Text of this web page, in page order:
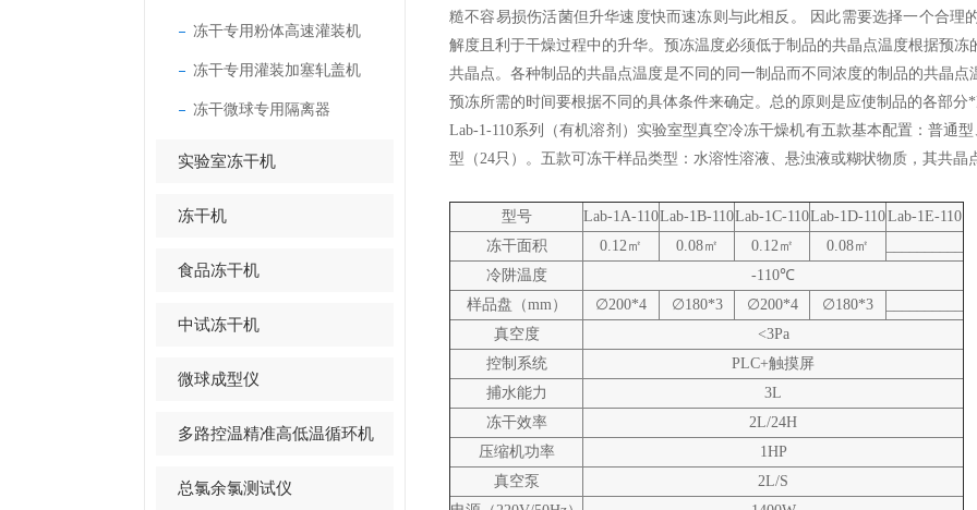
冻干专用粉体高速灌装机
冻干专用灌装加塞轧盖机
冻干微球专用隔离器
实验室冻干机
冻干机
食品冻干机
中试冻干机
微球成型仪
多路控温精准高低温循环机
总氯余氯测试仪
糙不容易损伤活菌但升华速度快而速冻则与此相反。 因此需要选择一个合理
解度且利于干燥过程中的升华。预冻温度必须低于制品的共晶点温度根据预
共晶点。各种制品的共晶点温度是不同的同一制品而不同浓度的制品的共晶点
预冻所需的时间要根据不同的具体条件来确定。总的原则是应使制品的各部
Lab-1-110系列（有机溶剂）实验室型真空冷冻干燥机有五款基本配置：普通
型（24只）。五款可冻干样品类型：水溶性溶液、悬浊液或糊状物质，其共晶
型号 Lab-1A-110Lab-1B-110Lab-1C-110Lab-1D-110Lab-1E-110
冻干面积
0.12㎡ 0.08㎡ 0.12㎡ 0.08㎡
冷阱温度
-110℃
样品盘（mm） ∅200*4 ∅180*3 ∅200*4 ∅180*3
真空度
<3Pa
控制系统
PLC+触摸屏
捕水能力
3L
冻干效率
2L/24H
压缩机功率
1HP
真空泵
2L/S